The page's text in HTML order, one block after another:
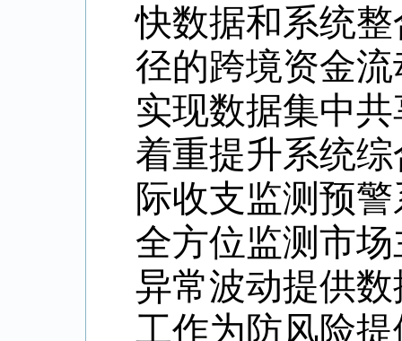
快数据和系统
径的跨境资金
实现数据集中
着重提升系统
际收支监测预
全方位监测市
异常波动提供
工作为防风险